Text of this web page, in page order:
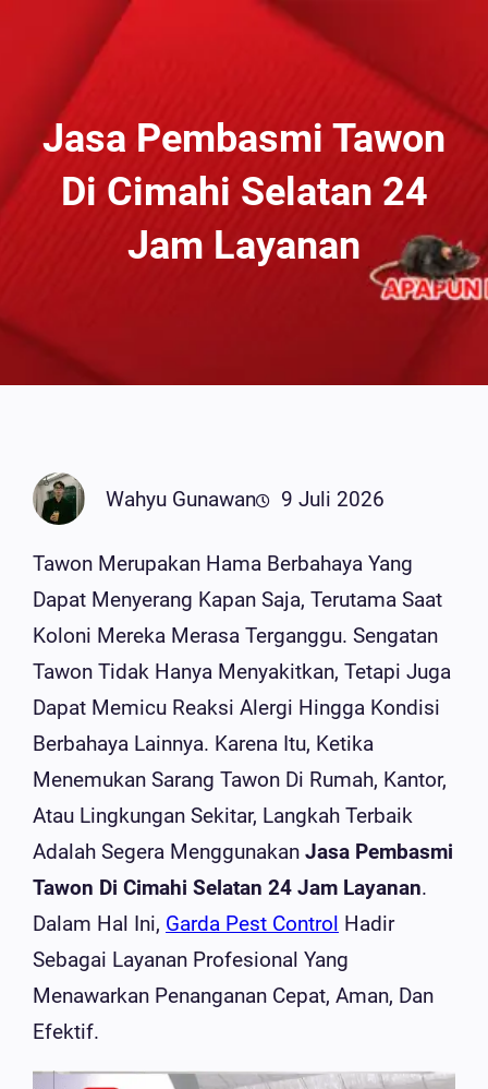
Jasa Pembasmi Tawon
Di Cimahi Selatan 24
Jam Layanan
Wahyu Gunawan 9 Juli 2026
Tawon Merupakan Hama Berbahaya Yang
Dapat Menyerang Kapan Saja, Terutama Saat
Koloni Mereka Merasa Terganggu. Sengatan
Tawon Tidak Hanya Menyakitkan, Tetapi Juga
Dapat Memicu Reaksi Alergi Hingga Kondisi
Berbahaya Lainnya. Karena Itu, Ketika
Menemukan Sarang Tawon Di Rumah, Kantor,
Atau Lingkungan Sekitar, Langkah Terbaik
Adalah Segera Menggunakan Jasa Pembasmi
Tawon Di Cimahi Selatan 24 Jam Layanan.
Dalam Hal Ini, Garda Pest Control Hadir
Sebagai Layanan Profesional Yang
Menawarkan Penanganan Cepat, Aman, Dan
Efektif.